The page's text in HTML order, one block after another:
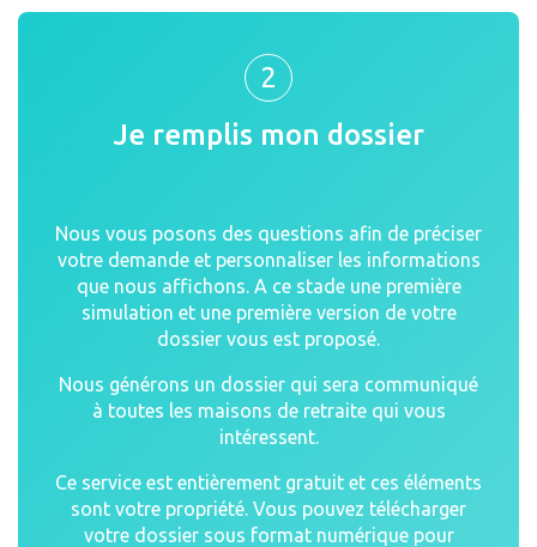
2
Je remplis mon dossier
Nous vous posons des questions afin de préciser
votre demande et personnaliser les informations
que nous affichons. A ce stade une première
simulation et une première version de votre
dossier vous est proposé.
Nous générons un dossier qui sera communiqué
à toutes les maisons de retraite qui vous
intéressent.
Ce service est entièrement gratuit et ces éléments
sont votre propriété. Vous pouvez télécharger
votre dossier sous format numérique pour